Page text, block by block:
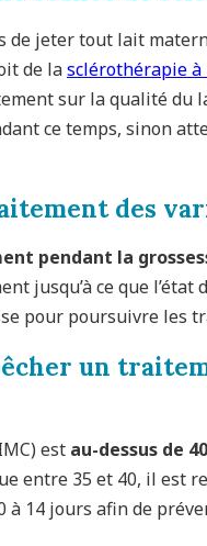
de jeter tout lait
de lasclérothérapie à
sur la qualité du
ce temps, sinon
des
pendant la
jusqu’à ce que
pour poursuivre les
un
est au-dessus de 40
entre 35 et 40, il est
à 14 jours afin de